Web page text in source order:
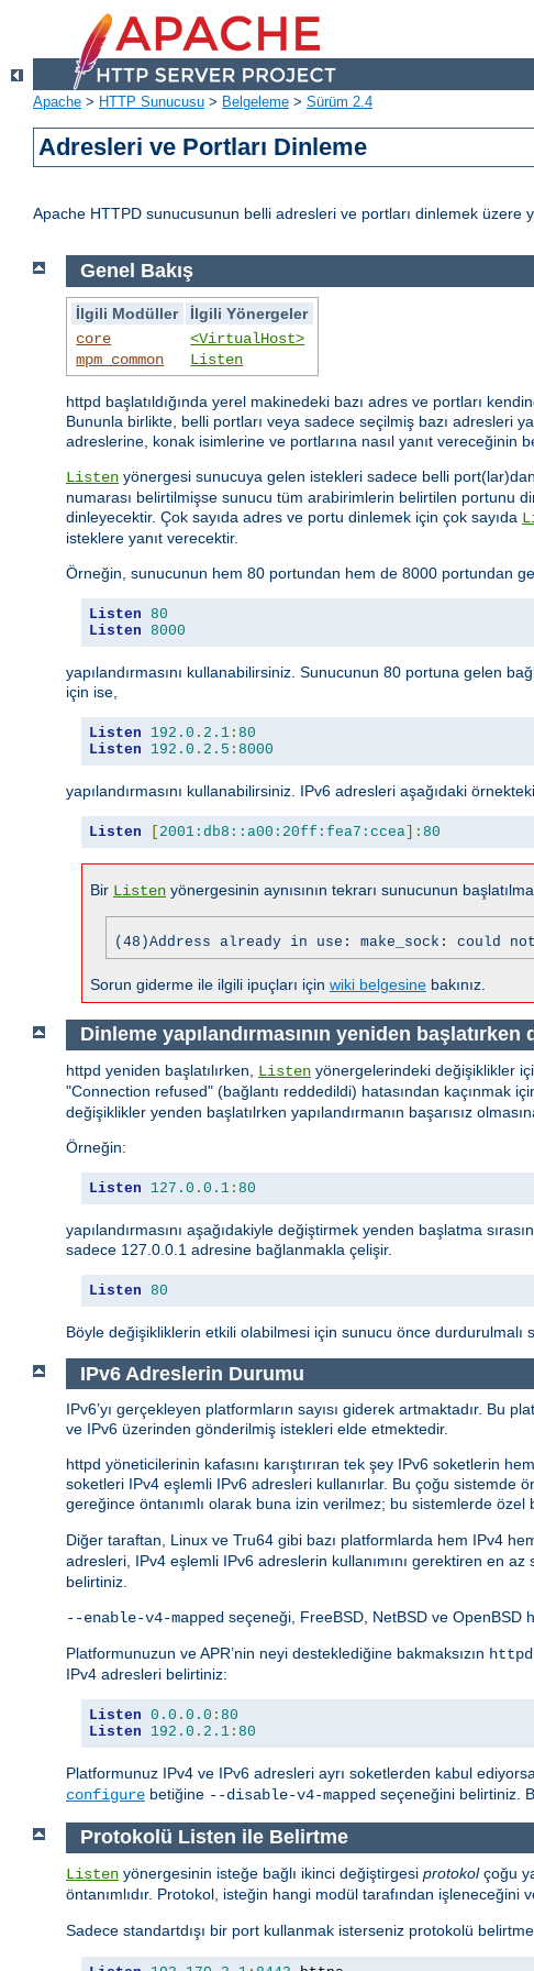
Apache > HTTP Sunucusu > Belgeleme > Sürüm 2.4
Adresleri ve Portları Dinleme
Apache HTTPD sunucusunun belli adresleri ve portları dinlemek üzere
Genel Bakış
İlgili Modüller
İlgili Yönergeler
core
mpm_common
<VirtualHost>
Listen
httpd başlatıldığında yerel makinedeki bazı adres ve portları
Bununla birlikte, belli portları veya sadece seçilmiş bazı adresleri
adreslerine, konak isimlerine ve portlarına nasıl yanıt vereceğinin
Listen yönergesi sunucuya gelen istekleri sadece belli
numarası belirtilmişse sunucu tüm arabirimlerin belirtilen portunu
dinleyecektir. Çok sayıda adres ve portu dinlemek için çok sayıda
isteklere yanıt verecektir.
Örneğin, sunucunun hem 80 portundan hem de 8000 portundan
Listen 80
Listen 8000
yapılandırmasını kullanabilirsiniz. Sunucunun 80 portuna gelen
için ise,
Listen 192.0 . 2.1 : 80
Listen
192.0 . 2.5 : 8000
yapılandırmasını kullanabilirsiniz. IPv6 adresleri aşağıdaki
Listen [ 2001:db8::a00:20ff:fea7:ccea]: 80
Bir Listen yönergesinin aynısının tekrarı sunucunun
(48)Address already in use: make_sock: could
Sorun giderme ile ilgili ipuçları için wiki belgesine bakınız.
Dinleme yapılandırmasının yeniden
httpd yeniden başlatılırken, Listen yönergelerindeki değişiklikler
"Connection refused" (bağlantı reddedildi) hatasından kaçınmak
değişiklikler yenden başlatılrken yapılandırmanın başarısız
Örneğin:
Listen 127.0 . 0.1 : 80
yapılandırmasını aşağıdakiyle değiştirmek yenden başlatma
sadece 127.0.0.1 adresine bağlanmakla çelişir.
Listen 80
Böyle değişikliklerin etkili olabilmesi için sunucu önce durdurulmalı
IPv6 Adreslerin Durumu
IPv6’yı gerçekleyen platformların sayısı giderek artmaktadır. Bu
ve IPv6 üzerinden gönderilmiş istekleri elde etmektedir.
httpd yöneticilerinin kafasını karıştırıran tek şey IPv6 soketlerin
soketleri IPv4 eşlemli IPv6 adresleri kullanırlar. Bu çoğu sistemde
gereğince öntanımlı olarak buna izin verilmez; bu sistemlerde özel
Diğer taraftan, Linux ve Tru64 gibi bazı platformlarda hem IPv4
adresleri, IPv4 eşlemli IPv6 adreslerin kullanımını gerektiren en az
belirtiniz.
--enable-v4-mapped seçeneği, FreeBSD, NetBSD ve OpenBSD
Platformunuzun ve APR’nin neyi desteklediğine bakmaksızın httpd
IPv4 adresleri belirtiniz:
Listen 0.0 . 0.0 : 80
Listen
192.0 . 2.1 : 80
Platformunuz IPv4 ve IPv6 adresleri ayrı soketlerden kabul
configure betiğine --disable-v4-mapped seçeneğini belirtiniz.
Protokolü Listen ile Belirtme
Listen yönergesinin isteğe bağlı ikinci değiştirgesi protokolçoğu
öntanımlıdır. Protokol, isteğin hangi modül tarafından işleneceğini
Sadece standartdışı bir port kullanmak isterseniz protokolü